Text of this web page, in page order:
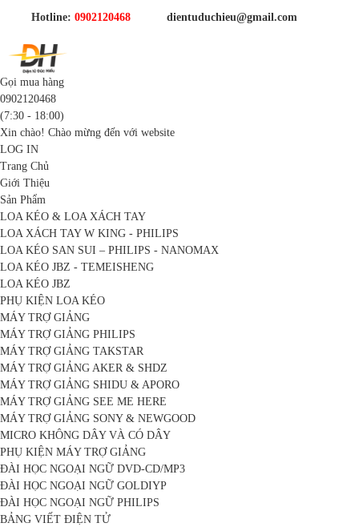
Hotline: 0902120468 dientuduchieu@gmail.com
Gọi mua hàng
0902120468
(7:30 - 18:00)
Xin chào! Chào mừng đến với website
LOG IN
Trang Chủ
Giới Thiệu
Sản Phẩm
LOA KÉO & LOA XÁCH TAY
LOA XÁCH TAY W KING - PHILIPS
LOA KÉO SAN SUI – PHILIPS - NANOMAX
LOA KÉO JBZ - TEMEISHENG
LOA KÉO JBZ
PHỤ KIỆN LOA KÉO
MÁY TRỢ GIẢNG
MÁY TRỢ GIẢNG PHILIPS
MÁY TRỢ GIẢNG TAKSTAR
MÁY TRỢ GIẢNG AKER & SHDZ
MÁY TRỢ GIẢNG SHIDU & APORO
MÁY TRỢ GIẢNG SEE ME HERE
MÁY TRỢ GIẢNG SONY & NEWGOOD
MICRO KHÔNG DÂY VÀ CÓ DÂY
PHỤ KIỆN MÁY TRỢ GIẢNG
ĐÀI HỌC NGOẠI NGỮ DVD-CD/MP3
ĐÀI HỌC NGOẠI NGỮ GOLDIYP
ĐÀI HỌC NGOẠI NGỮ PHILIPS
BẢNG VIẾT ĐIỆN TỬ